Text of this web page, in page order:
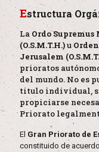
Estructura
La Ordo
(O.S.M.T.H.)u
Jerusalem
prioratos
del mundo. No es
titulo individual,
propiciarse
Priorato
El Gran Priorato de
constituido de